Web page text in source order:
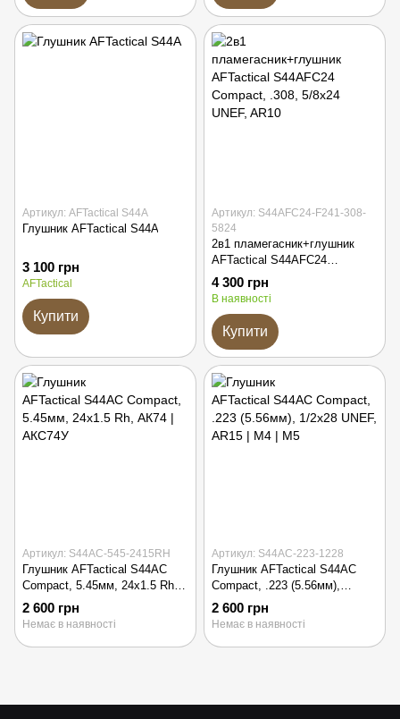
Артикул: AFTactical S44A
Глушник AFTactical S44A
3 100 грн
AFTactical
Купити
Артикул: S44AFC24-F241-308-
5824
2в1 пламегасник+глушник
AFTactical S44AFC24
Compact, .308, 5/8x24 UNEF,
AR10
4 300 грн
В наявності
Купити
Артикул: S44AC-545-2415RH
Глушник AFTactical S44AC
Compact, 5.45мм, 24x1.5 Rh,
АК74 | АКС74У
2 600 грн
Немає в наявності
Артикул: S44AC-223-1228
Глушник AFTactical S44AC
Compact, .223 (5.56мм),
1/2x28 UNEF, AR15 | M4 | M5
2 600 грн
Немає в наявності